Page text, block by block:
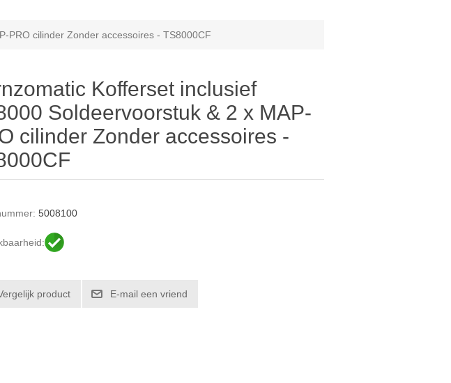
PRO cilinder Zonder accessoires - TS8000CF
Kofferset inclusief
Soldeervoorstuk & 2 x MAP-
cilinder Zonder accessoires -
5008100